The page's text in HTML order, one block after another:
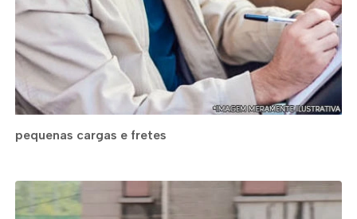
pequenas cargas e fretes